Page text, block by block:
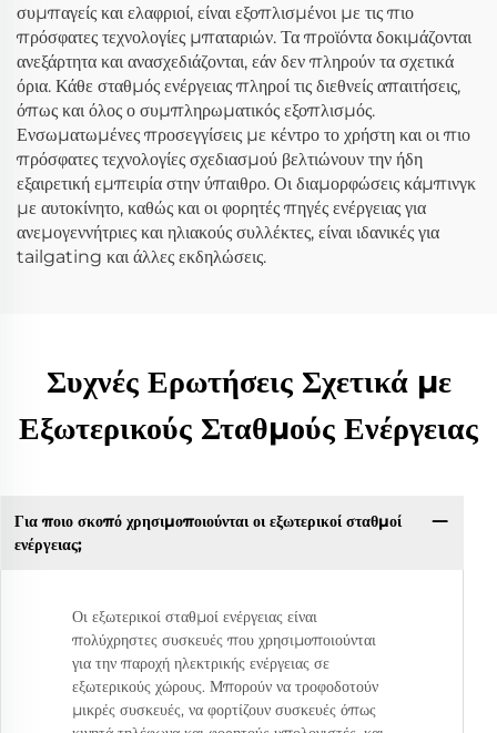
συμπαγείς και ελαφριοί, είναι εξοπλισμένοι με τις πιο
πρόσφατες τεχνολογίες μπαταριών. Τα προϊόντα δοκιμάζονται
ανεξάρτητα και ανασχεδιάζονται, εάν δεν πληρούν τα σχετικά
όρια. Κάθε σταθμός ενέργειας πληροί τις διεθνείς απαιτήσεις,
όπως και όλος ο συμπληρωματικός εξοπλισμός.
Ενσωματωμένες προσεγγίσεις με κέντρο το χρήστη και οι πιο
πρόσφατες τεχνολογίες σχεδιασμού βελτιώνουν την ήδη
εξαιρετική εμπειρία στην ύπαιθρο. Οι διαμορφώσεις κάμπινγκ
με αυτοκίνητο, καθώς και οι φορητές πηγές ενέργειας για
ανεμογεννήτριες και ηλιακούς συλλέκτες, είναι ιδανικές για
tailgating και άλλες εκδηλώσεις.
Συχνές Ερωτήσεις Σχετικά με
Εξωτερικούς Σταθμούς Ενέργειας
Για ποιο σκοπό χρησιμοποιούνται οι εξωτερικοί σταθμοί
ενέργειας;
Οι εξωτερικοί σταθμοί ενέργειας είναι
πολύχρηστες συσκευές που χρησιμοποιούνται
για την παροχή ηλεκτρικής ενέργειας σε
εξωτερικούς χώρους. Μπορούν να τροφοδοτούν
μικρές συσκευές, να φορτίζουν συσκευές όπως